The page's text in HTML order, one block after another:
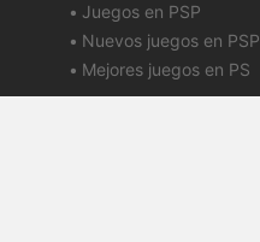
Juegos en PSP
Nuevos juegos en PSP
Mejores juegos en PS